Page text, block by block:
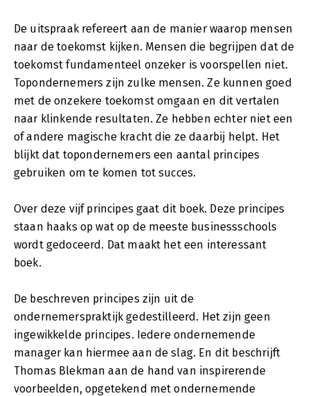
De uitspraak refereert aan de manier waarop mensen
naar de toekomst kijken. Mensen die begrijpen dat de
toekomst fundamenteel onzeker is voorspellen niet.
Topondernemers zijn zulke mensen. Ze kunnen goed
met de onzekere toekomst omgaan en dit vertalen
naar klinkende resultaten. Ze hebben echter niet een
of andere magische kracht die ze daarbij helpt. Het
blijkt dat topondernemers een aantal principes
gebruiken om te komen tot succes.
Over deze vijf principes gaat dit boek. Deze principes
staan haaks op wat op de meeste businessschools
wordt gedoceerd. Dat maakt het een interessant
boek.
De beschreven principes zijn uit de
ondernemerspraktijk gedestilleerd. Het zijn geen
ingewikkelde principes. Iedere ondernemende
manager kan hiermee aan de slag. En dit beschrijft
Thomas Blekman aan de hand van inspirerende
voorbeelden, opgetekend met ondernemende